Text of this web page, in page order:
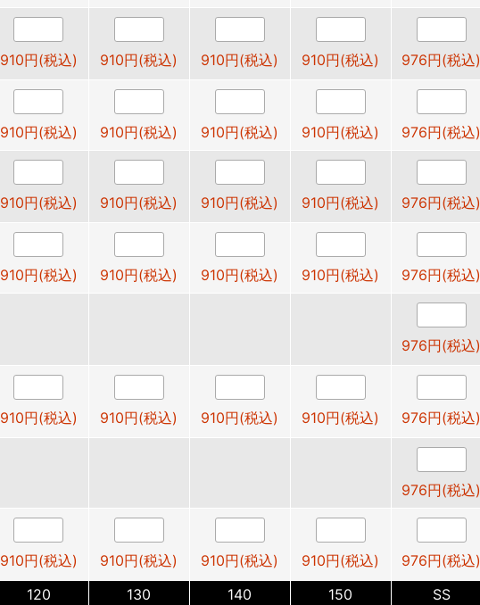
910円(税込) 910円(税込) 910円(税込) 910円(税込) 976円(税込)
910円(税込)
910円(税込) 910円(税込) 910円(税込) 976円(税込)
910円(税込) 910円(税込) 910円(税込) 910円(税込) 976円(税込)
910円(税込)
910円(税込) 910円(税込) 910円(税込) 976円(税込)
976円(税込)
910円(税込) 910円(税込) 910円(税込) 910円(税込) 976円(税込)
976円(税込)
910円(税込) 910円(税込) 910円(税込) 910円(税込) 976円(税込)
120 130 140 150 SS